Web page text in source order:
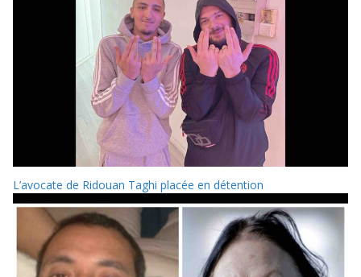
L’avocate de Ridouan Taghi placée en détention